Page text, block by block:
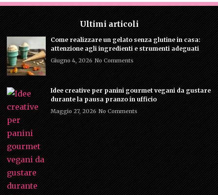
Ultimi articoli
Come realizzare un gelato senza glutine in casa:
attenzione agli ingredienti e strumenti adeguati
Giugno 4, 2026 No Comments
Idee creative per panini gourmet vegani da gustare
durante la pausa pranzo in ufficio
Maggio 27, 2026 No Comments